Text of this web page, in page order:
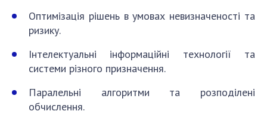
Оптимізація рішень в умовах невизначеності та
ризику.
Інтелектуальні інформаційні технології та
системи різного призначення.
Паралельні алгоритми та розподілені
обчислення.